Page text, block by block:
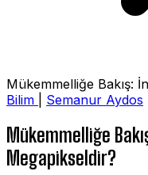
Mükemmelliğe Bakış:
Bilim
Semanur Aydos
Mükemmelliğe
Megapikseldir?